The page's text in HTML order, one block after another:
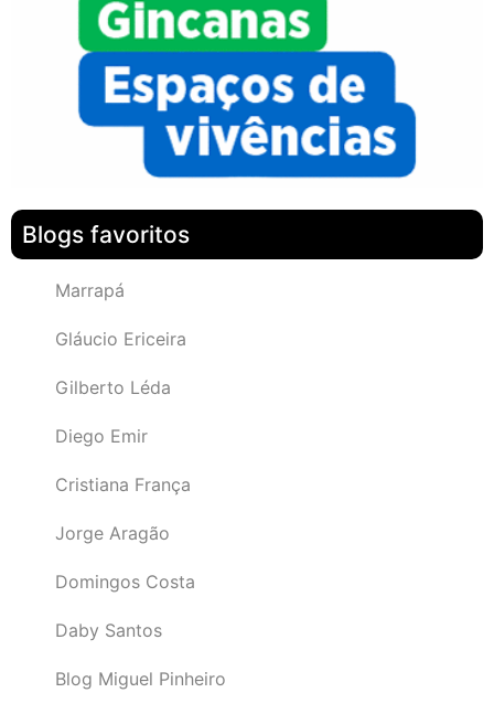
Blogs favoritos
Marrapá
Gláucio Ericeira
Gilberto Léda
Diego Emir
Cristiana França
Jorge Aragão
Domingos Costa
Daby Santos
Blog Miguel Pinheiro